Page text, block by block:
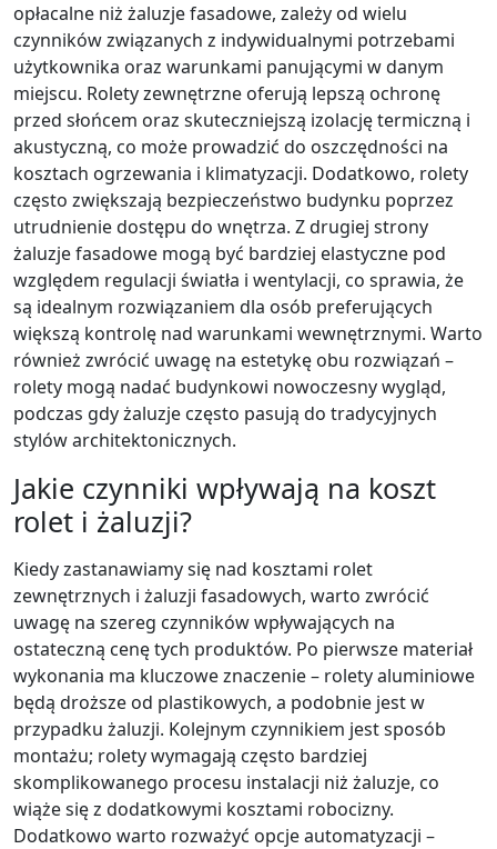
opłacalne niż żaluzje fasadowe, zależy od wielu
czynników związanych z indywidualnymi potrzebami
użytkownika oraz warunkami panującymi w danym
miejscu. Rolety zewnętrzne oferują lepszą ochronę
przed słońcem oraz skuteczniejszą izolację termiczną i
akustyczną, co może prowadzić do oszczędności na
kosztach ogrzewania i klimatyzacji. Dodatkowo, rolety
często zwiększają bezpieczeństwo budynku poprzez
utrudnienie dostępu do wnętrza. Z drugiej strony
żaluzje fasadowe mogą być bardziej elastyczne pod
względem regulacji światła i wentylacji, co sprawia, że
są idealnym rozwiązaniem dla osób preferujących
większą kontrolę nad warunkami wewnętrznymi. Warto
również zwrócić uwagę na estetykę obu rozwiązań –
rolety mogą nadać budynkowi nowoczesny wygląd,
podczas gdy żaluzje często pasują do tradycyjnych
stylów architektonicznych.
Jakie czynniki wpływają na koszt
rolet i żaluzji?
Kiedy zastanawiamy się nad kosztami rolet
zewnętrznych i żaluzji fasadowych, warto zwrócić
uwagę na szereg czynników wpływających na
ostateczną cenę tych produktów. Po pierwsze materiał
wykonania ma kluczowe znaczenie – rolety aluminiowe
będą droższe od plastikowych, a podobnie jest w
przypadku żaluzji. Kolejnym czynnikiem jest sposób
montażu; rolety wymagają często bardziej
skomplikowanego procesu instalacji niż żaluzje, co
wiąże się z dodatkowymi kosztami robocizny.
Dodatkowo warto rozważyć opcje automatyzacji –